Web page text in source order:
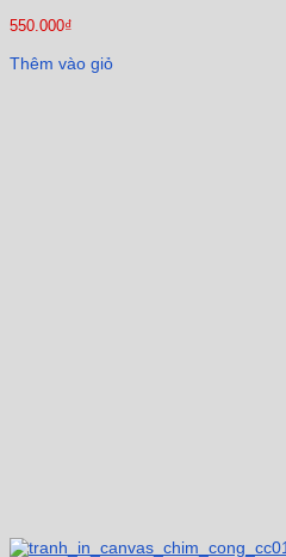
550.000₫
Thêm vào giỏ